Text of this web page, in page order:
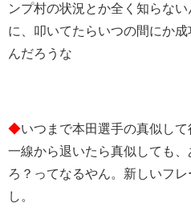
ンプ村の状況とか全く知らな
に、叩いてたらいつの間にか
んだろうな
◆いつまで本田選手の真似し
一線から退いたら真似しても
ろ？ってなるやん。新しいフ
し。